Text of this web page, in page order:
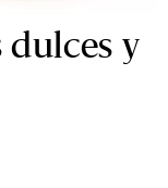
dulces y